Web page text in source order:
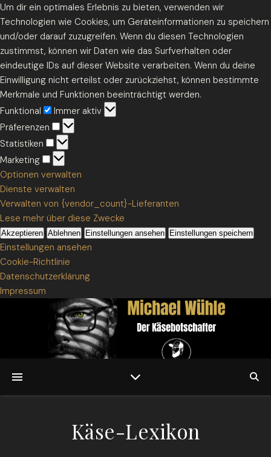
Um dir ein optimales Erlebnis zu bieten, verwenden wir
Technologien wie Cookies, um Geräteinformationen zu speichern
und/oder darauf zuzugreifen. Wenn du diesen Technologien
zustimmst, können wir Daten wie das Surfverhalten oder
eindeutige IDs auf dieser Website verarbeiten. Wenn du deine
Einwilligung nicht erteilst oder zurückziehst, können bestimmte
Merkmale und Funktionen beeinträchtigt werden.
Funktional
Funktional
Immer aktiv
Präferenzen
Präferenzen
Statistiken
Statistiken
Marketing
Marketing
Optionen verwalten
Dienste verwalten
Verwalten von {vendor_count}-Lieferanten
Lese mehr über diese Zwecke
Akzeptieren Ablehnen Einstellungen ansehen Einstellungen speichern
Einstellungen ansehen
Cookie-Richtlinie
Datenschutzerklärung
Impressum
Käse-Lexikon